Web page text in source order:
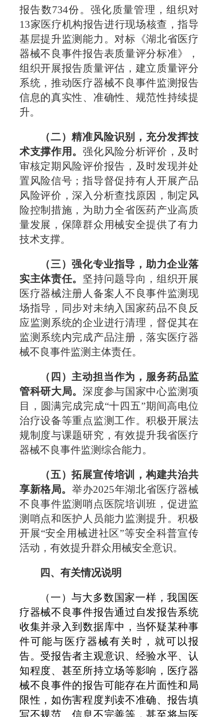
报告数734份。强化质量管理，组织对
13家医疗机构报告进行现场核查，指导
基层提升监测能力。对标《湖北省医疗
器械不良事件报告表质量评分标准》，
组织开展报告质量评估，建立质量评分
系统，推动医疗器械不良事件监测报告
信息的真实性、准确性、规范性持续提
升。
（二）精准风险识别， 充分发挥技
术支撑作用 。强化风险分析评价， 及时
审核定期风险评价报告，及时发现并处
置风险信号 ； 指导督促持有人开展产品
风险评价，深入分析查找原因，制定风
险控制措施 ， 为助力全省医药产业高质
量发展，保障群众用械安全提供了有力
技术支撑。
（三）强化专业指导，助力企业落
实主体责任。 坚持问题导向，组织开展
医疗器械注册人备案人不良事件监测现
场指导 ， 同步对未纳入国家药品不良反
应监测系统的企业进行清理， 督促其在
监测系统内完成产品注册，落实医疗器
械不良事件监测主体责任。
（ 四）主动担当作为，服务药品监
管科研大局。深度参与国家中心监测项
目，圆满完成完成“十四五”期间高电位
治疗设备等重点监测工作。积极开展法
规制度与课题研究，有效提升我省医疗
器械不良事件监测综合能力。
（五）拓展宣传培训，构建共治共
享新格局。 举办2025年湖北省医疗器械
不良事件监测哨点医院培训班，促进监
测哨点和医护人员能力监测提升。积极
开展“安全用械进社区”等安全科普宣传
活动，有效提升群众用械安全意识。
四、有关情况说明
（一）与大多数国家一样，我国医
疗器械不良事件报告通过自发报告系统
收集并录入到数据库中，当怀疑某种事
件可能与医疗器械有关时，就可以报
告。受报告者主观意识、经验水平、认
知程度、甚至所持立场等影响，医疗器
械不良事件的报告可能存在片面性和局
限性，如伤害程度判读不准确、报告填
写不规范、信息不完善等，甚至将与医